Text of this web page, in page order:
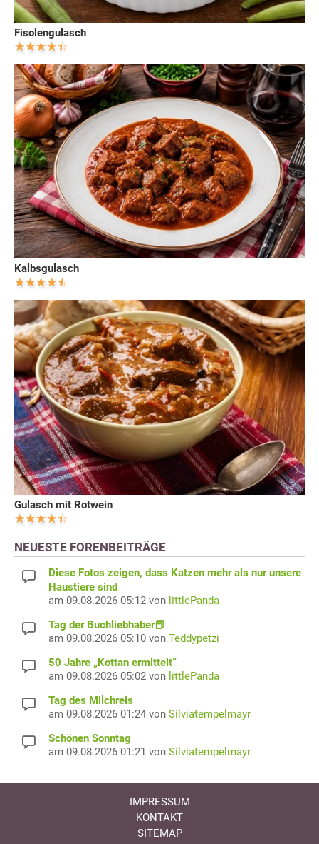
Fisolengulasch
Kalbsgulasch
Gulasch mit Rotwein
NEUESTE FORENBEITRÄGE
Diese Fotos zeigen, dass Katzen mehr als nur unsere
Haustiere sind
am 09.08.2026 05:12 von littlePanda
Tag der Buchliebhaber📕
am 09.08.2026 05:10 von Teddypetzi
50 Jahre „Kottan ermittelt“
am 09.08.2026 05:02 von littlePanda
Tag des Milchreis
am 09.08.2026 01:24 von Silviatempelmayr
Schönen Sonntag
am 09.08.2026 01:21 von Silviatempelmayr
IMPRESSUM
KONTAKT
SITEMAP